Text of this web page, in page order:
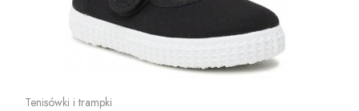
Tenisówki i trampki